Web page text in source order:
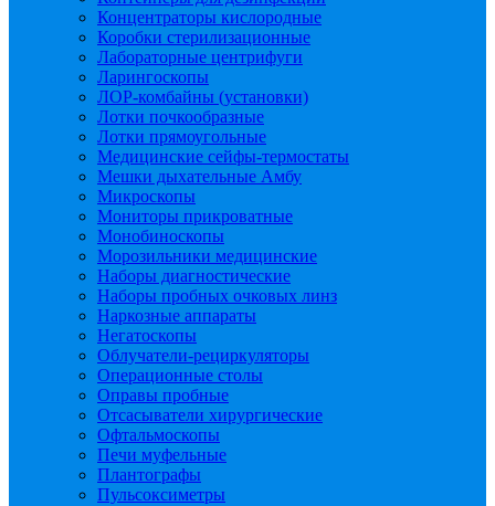
Концентраторы кислородные
Коробки стерилизационные
Лабораторные центрифуги
Ларингоскопы
ЛОР-комбайны (установки)
Лотки почкообразные
Лотки прямоугольные
Медицинские сейфы-термостаты
Мешки дыхательные Амбу
Микроскопы
Мониторы прикроватные
Монобиноскопы
Морозильники медицинские
Наборы диагностические
Наборы пробных очковых линз
Наркозные аппараты
Негатоскопы
Облучатели-рециркуляторы
Операционные столы
Оправы пробные
Отсасыватели хирургические
Офтальмоскопы
Печи муфельные
Плантографы
Пульсоксиметры